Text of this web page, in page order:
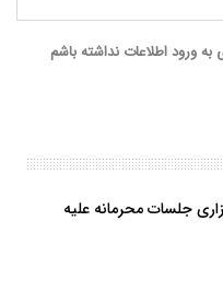
به ورود اطلاعات نداشته باشم
جلسات محرمانه علیه